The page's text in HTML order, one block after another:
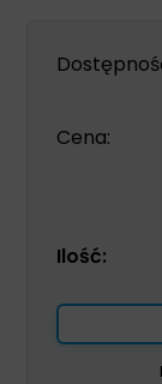
Cena:
Ilość: